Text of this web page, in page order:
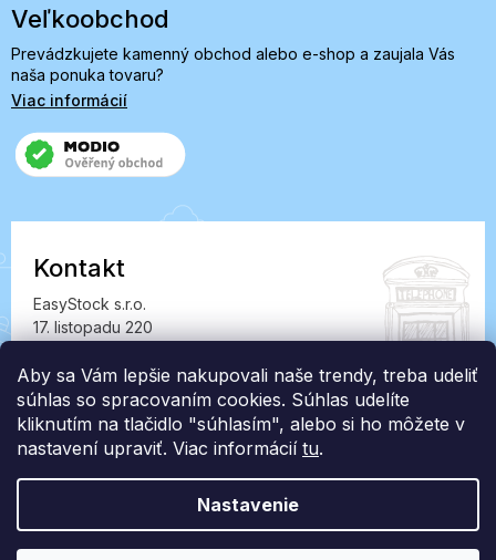
Aby sa Vám lepšie nakupovali naše trendy, treba udeliť
súhlas so spracovaním cookies. Súhlas udelíte
kliknutím na tlačidlo "súhlasím", alebo si ho môžete v
nastavení upraviť. Viac informácií tu.
Nastavenie
Veľkoobchod
Prevádzkujete kamenný obchod alebo e-shop a zaujala Vás
naša ponuka tovaru?
Viac informácií
Kontakt
EasyStock s.r.o.
17. listopadu 220
IČ: 07727402, DIČ: CZ07727402
info@londonclub.sk